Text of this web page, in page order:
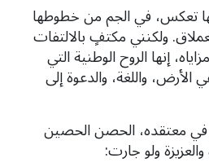
تعكس، في الجم من خطوطها
ولكنني مكتفٍ بالالتفات
إنها الروح الوطنية التي
واللغة، والدعوة إلى
في معتقده، الحصن الحصين
ولو جارت: